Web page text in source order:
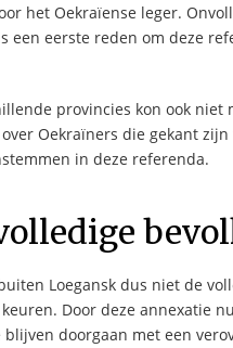
het Oekraïense leger.
een eerste reden om deze
provincies kon ook niet
Oekraïners die gekant zijn
in deze referenda.
Loegansk dus niet de
Door deze annexatie
doorgaan met een